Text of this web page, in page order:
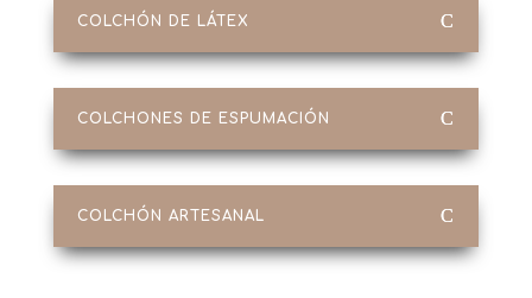
COLCHÓN DE LÁTEX
COLCHONES DE ESPUMACIÓN
COLCHÓN ARTESANAL